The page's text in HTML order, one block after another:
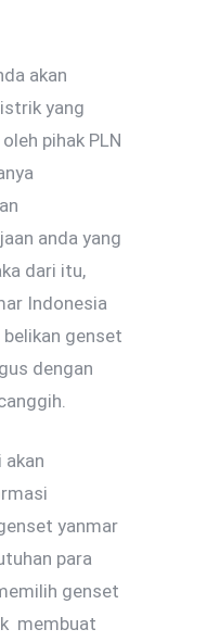
akan
yang
pihak PLN
anda yang
dari itu,
Indonesia
genset
dengan
akan
yanmar
para
genset
membuat